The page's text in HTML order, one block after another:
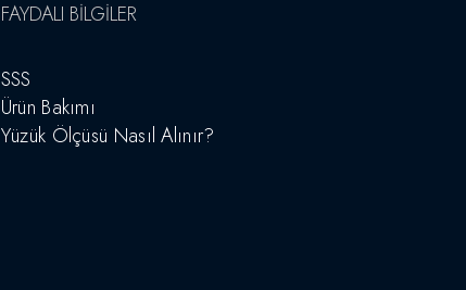
FAYDALI BILGILER
SSS
Ürün Bakımı
Yüzük Ölçüsü Nasıl Alınır?